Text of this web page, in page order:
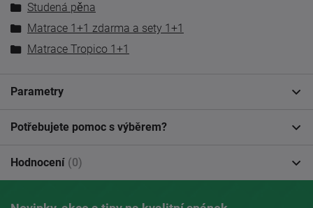
Studená pěna
Matrace 1+1 zdarma a sety 1+1
Matrace Tropico 1+1
Parametry
Potřebujete pomoc s výběrem?
Hodnocení (0)